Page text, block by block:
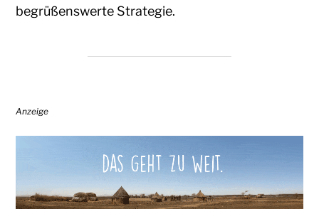
begrüßenswerte Strategie.
Anzeige